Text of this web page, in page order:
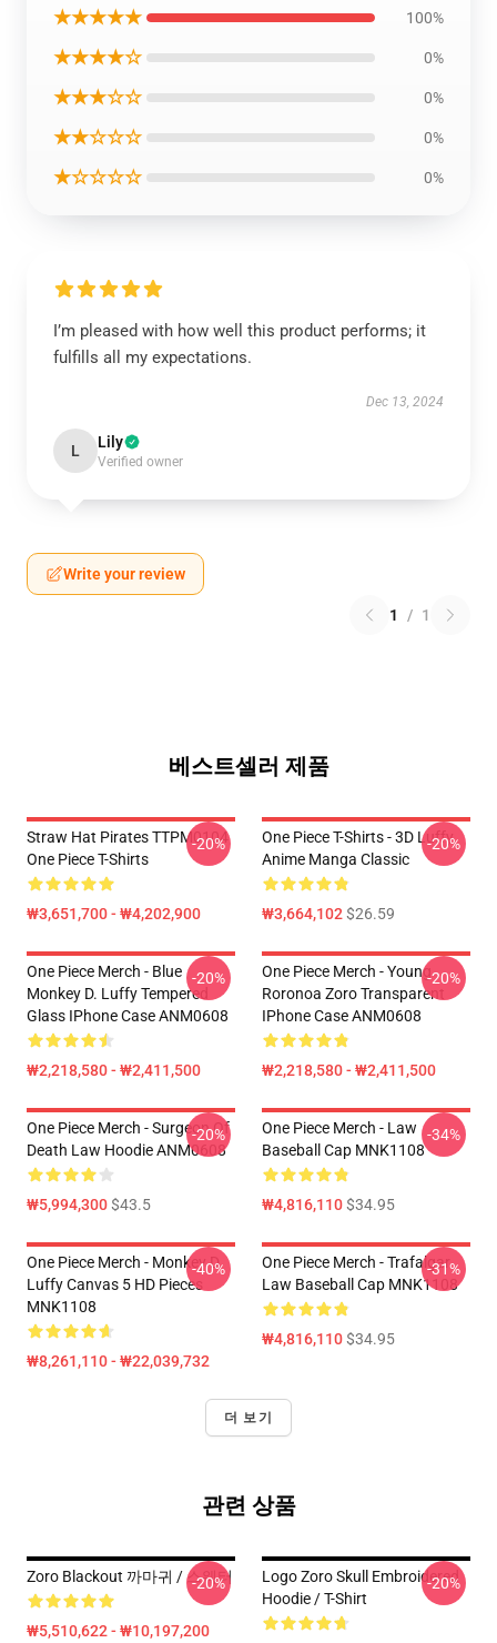
★★★★★ 100%
★★★★☆ 0%
★★★☆☆ 0%
★★☆☆☆ 0%
★☆☆☆☆ 0%
I’m pleased with how well this product performs; it
fulfills all my expectations.
Dec 13, 2024
L Lily
Verified owner
Write your review
1 / 1
베스트셀러 제품
Straw Hat Pirates TTPM0104
One Piece T-Shirts
₩3,651,700 - ₩4,202,900
-20%
One Piece T-Shirts - 3D Luffy
Anime Manga Classic
₩3,664,102$26.59
-20%
One Piece Merch - Blue
Monkey D. Luffy Tempered
Glass IPhone Case ANM0608
₩2,218,580 - ₩2,411,500
-20%
One Piece Merch - Young
Roronoa Zoro Transparent
IPhone Case ANM0608
₩2,218,580 - ₩2,411,500
-20%
One Piece Merch - Surgeon Of
Death Law Hoodie ANM0608
₩5,994,300$43.5
-20%
One Piece Merch - Law
Baseball Cap MNK1108
₩4,816,110$34.95
-34%
One Piece Merch - Monkey D.
Luffy Canvas 5 HD Pieces
MNK1108
₩8,261,110 - ₩22,039,732
-40%
One Piece Merch - Trafalgar
Law Baseball Cap MNK1108
₩4,816,110$34.95
-31%
더 보기
관련 상품
Zoro Blackout 까마귀 / 스웨터
₩5,510,622 - ₩10,197,200
-20%
Logo Zoro Skull Embroidered
Hoodie / T-Shirt
-20%